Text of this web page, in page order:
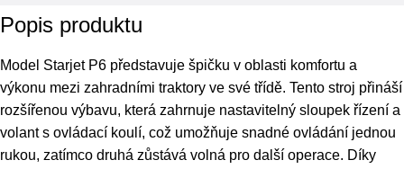
Popis produktu
Model Starjet P6 představuje špičku v oblasti komfortu a
výkonu mezi zahradními traktory ve své třídě. Tento stroj přináší
rozšířenou výbavu, která zahrnuje nastavitelný sloupek řízení a
volant s ovládací koulí, což umožňuje snadné ovládání jednou
rukou, zatímco druhá zůstává volná pro další operace. Díky